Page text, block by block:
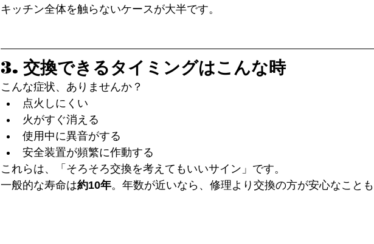
キッチン全体を触らないケースが大半です。
3. 交換できるタイミングはこんな時
こんな症状、ありませんか？
点火しにくい
火がすぐ消える
使用中に異音がする
安全装置が頻繁に作動する
これらは、「そろそろ交換を考えてもいいサイン」です。
一般的な寿命は約10年。年数が近いなら、修理より交換の方が安心なこと